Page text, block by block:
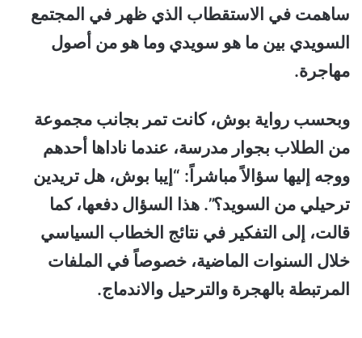
ساهمت في الاستقطاب الذي ظهر في المجتمع
السويدي بين ما هو سويدي وما هو من أصول
مهاجرة.
وبحسب رواية بوش، كانت تمر بجانب مجموعة
من الطلاب بجوار مدرسة، عندما ناداها أحدهم
ووجه إليها سؤالاً مباشراً: “إيبا بوش، هل تريدين
ترحيلي من السويد؟”. هذا السؤال دفعها، كما
قالت، إلى التفكير في نتائج الخطاب السياسي
خلال السنوات الماضية، خصوصاً في الملفات
المرتبطة بالهجرة والترحيل والاندماج.